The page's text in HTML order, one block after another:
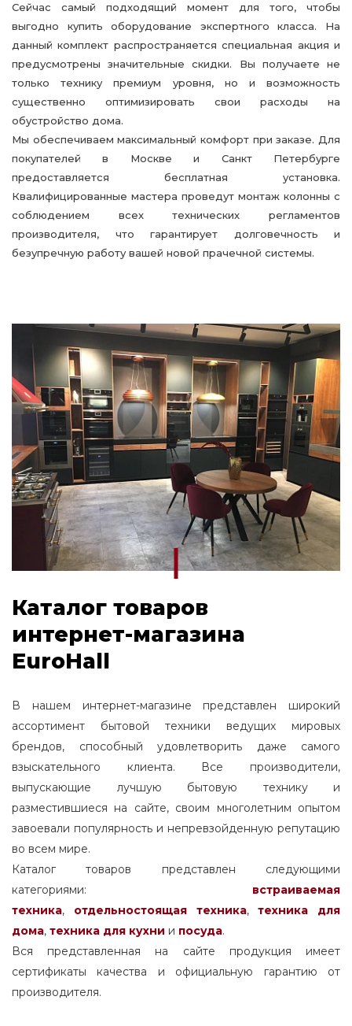
Сейчас самый подходящий момент для того, чтобы
выгодно купить оборудование экспертного класса. На
данный комплект распространяется специальная акция и
предусмотрены значительные скидки. Вы получаете не
только технику премиум уровня, но и возможность
существенно оптимизировать свои расходы на
обустройство дома.
Мы обеспечиваем максимальный комфорт при заказе. Для
покупателей в Москве и Санкт Петербурге
предоставляется бесплатная установка.
Квалифицированные мастера проведут монтаж колонны с
соблюдением всех технических регламентов
производителя, что гарантирует долговечность и
безупречную работу вашей новой прачечной системы.
Каталог товаров
интернет-магазина
EuroHall
В нашем интернет-магазине представлен широкий
ассортимент бытовой техники ведущих мировых
брендов, способный удовлетворить даже самого
взыскательного клиента. Все производители,
выпускающие лучшую бытовую технику и
разместившиеся на сайте, своим многолетним опытом
завоевали популярность и непревзойденную репутацию
во всем мире.
Каталог товаров представлен следующими
категориями: встраиваемая
техника, отдельностоящаятехника,
техника для
дома, техника для кухни и посуда.
Вся представленная на сайте продукция имеет
сертификаты качества и официальную гарантию от
производителя.